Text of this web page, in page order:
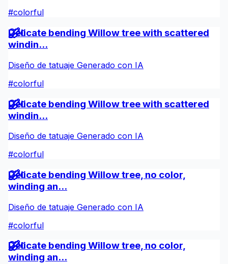
#colorful
0
Delicate bending Willow tree with scattered
windin...
Diseño de tatuaje Generado con IA
#colorful
0
Delicate bending Willow tree with scattered
windin...
Diseño de tatuaje Generado con IA
#colorful
0
Delicate bending Willow tree, no color,
winding an...
Diseño de tatuaje Generado con IA
#colorful
0
Delicate bending Willow tree, no color,
winding an...